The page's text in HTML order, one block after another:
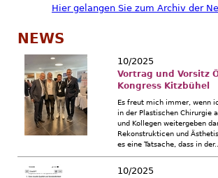
Hier gelangen Sie zum Archiv der
NEWS
10/2025
Vortrag und Vorsitz
Kongress Kitzbühel
Es freut mich immer, wenn
in der Plastischen Chirurgie
und Kollegen weitergeben
Rekonstrukticen und
es eine Tatsache, dass in der...
10/2025